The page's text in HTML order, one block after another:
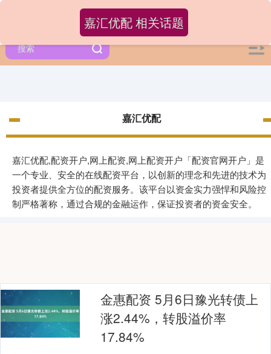
嘉汇优配
嘉汇优配,配资开户,网上配资,网上配资开户「配资官网开户」是
一个专业、安全的在线配资平台，以创新的理念和先进的技术为
投资者提供全方位的配资服务。该平台以资金实力强悍和风险控
制严格著称，通过合规的金融运作，保证投资者的资金安全。
嘉汇优配 相关话题
金惠配资 5月6日豫光转债上
涨2.44%，转股溢价率
17.84%